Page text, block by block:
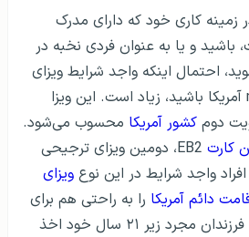
زمینه کاری خود که دارای مدرک
و یا به عنوان فردی نخبه در
احتمال اینکه واجد شرایط ویزای
eb2 آمریکا یا ویزای niw آمریکا باشید، زیاد است. این ویزا
دوم کشور آمریکا محسوب می‌شود.
کارت
EB2، دومین ویزای ترجیحی
واجد شرایط در این نوع ویزای
دائم آمریکا را به راحتی هم برای
خود و هم برای همسر و فرزندان مجرد زیر ۲۱ سال خود اخذ